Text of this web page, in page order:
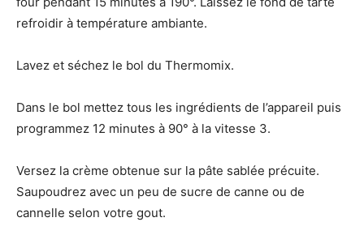
refroidir à température ambiante.
Lavez et séchez le bol du Thermomix.
Dans le bol mettez tous les ingrédients de l’appareil puis
programmez 12 minutes à 90° à la vitesse 3.
Versez la crème obtenue sur la pâte sablée précuite.
Saupoudrez avec un peu de sucre de canne ou de
cannelle selon votre gout.